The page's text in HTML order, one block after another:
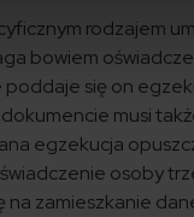
rodzajem
bowiem
się on
musi
egzekucja
osoby
zamieszkanie